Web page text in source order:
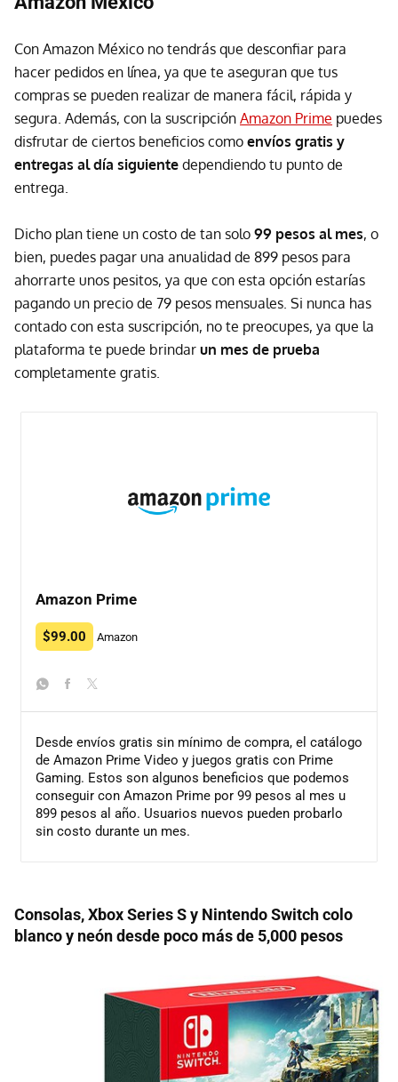
Con Amazon México no tendrás que desconfiar para
hacer pedidos en línea, ya que te aseguran que tus
compras se pueden realizar de manera fácil, rápida y
segura. Además, con la suscripción Amazon Prime puedes
disfrutar de ciertos beneficios como envíos gratis y
entregas al día siguiente dependiendo tu punto de
entrega.
Dicho plan tiene un costo de tan solo 99 pesos al mes, o
bien, puedes pagar una anualidad de 899 pesos para
ahorrarte unos pesitos, ya que con esta opción estarías
pagando un precio de 79 pesos mensuales. Si nunca has
contado con esta suscripción, no te preocupes, ya que la
plataforma te puede brindar un mes de prueba
completamente gratis.
Amazon Prime
$99.00 Amazon
whatsapp
facebook
twitter
Desde envíos gratis sin mínimo de compra, el catálogo
de Amazon Prime Video y juegos gratis con Prime
Gaming. Estos son algunos beneficios que podemos
conseguir con Amazon Prime por 99 pesos al mes u
899 pesos al año. Usuarios nuevos pueden probarlo
sin costo durante un mes.
Consolas, Xbox Series S y Nintendo Switch colo
blanco y neón desde poco más de 5,000 pesos